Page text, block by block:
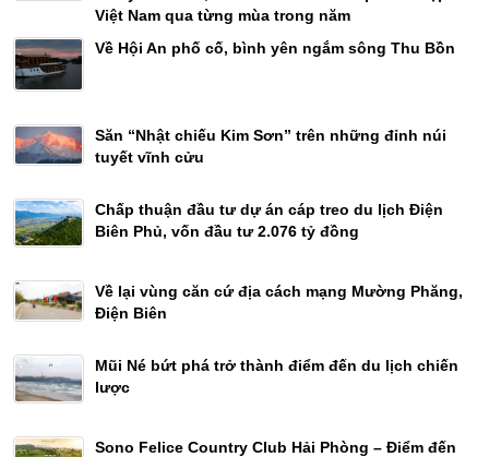
Việt Nam qua từng mùa trong năm
Về Hội An phố cố, bình yên ngắm sông Thu Bồn
Săn “Nhật chiếu Kim Sơn” trên những đỉnh núi
tuyết vĩnh cửu
Chấp thuận đầu tư dự án cáp treo du lịch Điện
Biên Phủ, vốn đầu tư 2.076 tỷ đồng
Về lại vùng căn cứ địa cách mạng Mường Phăng,
Điện Biên
Mũi Né bứt phá trở thành điểm đến du lịch chiến
lược
Sono Felice Country Club Hải Phòng – Điểm đến